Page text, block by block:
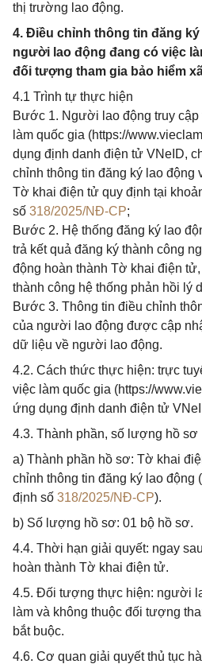
thị trường lao động.
4. Điều chỉnh thông tin đăng
người lao động đang có việc
đối tượng tham gia bảo hiểm
4.1 Trình tự thực hiện
Bước 1. Người lao động truy
làm quốc gia (https://
dụng định danh điện tử VNeID,
chỉnh thông tin đăng ký lao động
Tờ khai điện tử quy định tại
số 318/2025/NĐ-CP;
Bước 2. Hệ thống đăng ký lao
trả kết quả đăng ký thành công
động hoàn thành Tờ khai điện
thành công hệ thống phản hồi lý
Bước 3. Thông tin điều chỉnh
của người lao động được cập
dữ liệu về người lao động.
4.2. Cách thức thực hiện: trực
việc làm quốc gia (https://
ứng dụng định danh điện tử
4.3. Thành phần, số lượng hồ sơ
a) Thành phần hồ sơ: Tờ khai
chỉnh thông tin đăng ký lao động
định số 318/2025/NĐ-CP).
b) Số lượng hồ sơ: 01 bộ hồ sơ.
4.4. Thời hạn giải quyết: ngay
hoàn thành Tờ khai điện tử.
4.5. Đối tượng thực hiện: người
làm và không thuộc đối tượng
bắt buộc.
4.6. Cơ quan giải quyết thủ tục